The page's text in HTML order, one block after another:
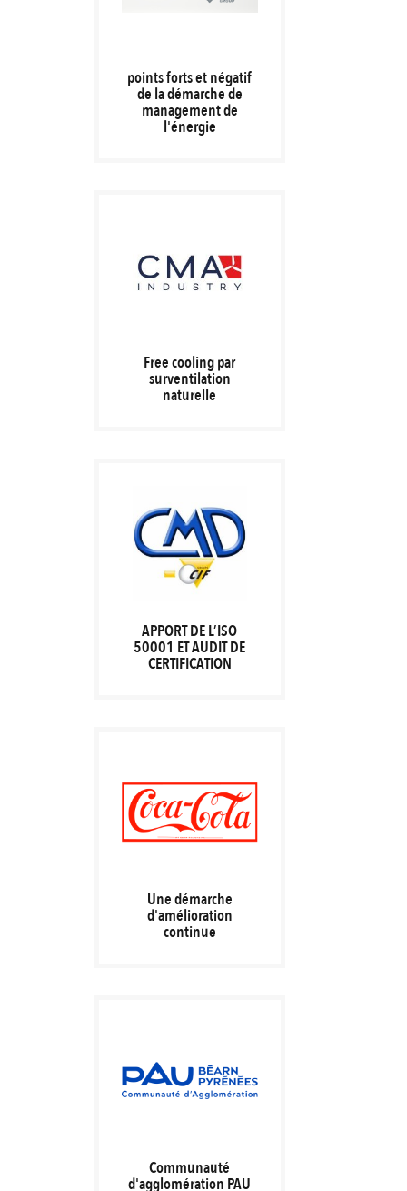
points forts et négatif
de la démarche de
management de
l'énergie
Free cooling par
surventilation
naturelle
APPORT DE L’ISO
50001 ET AUDIT DE
CERTIFICATION
Une démarche
d'amélioration
continue
Communauté
d'agglomération PAU